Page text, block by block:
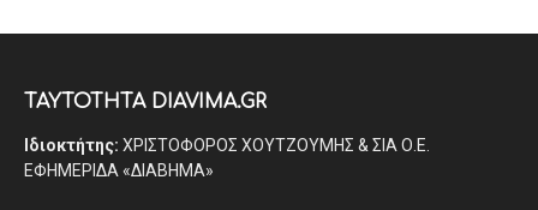
ΤΑΥΤΟΤΗΤΑ DIAVIMA.GR
Ιδιοκτήτης: ΧΡΙΣΤΟΦΟΡΟΣ ΧΟΥΤΖΟΥΜΗΣ & ΣΙΑ Ο.Ε.
ΕΦΗΜΕΡΙΔΑ «ΔΙΑΒΗΜΑ»